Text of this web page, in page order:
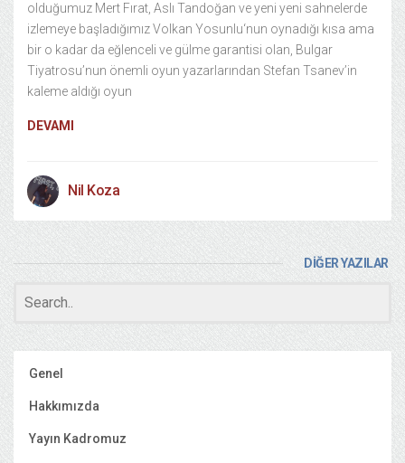
olduğumuz Mert Fırat, Aslı Tandoğan ve yeni yeni sahnelerde
izlemeye başladığımız Volkan Yosunlu‘nun oynadığı kısa ama
bir o kadar da eğlenceli ve gülme garantisi olan, Bulgar
Tiyatrosu’nun önemli oyun yazarlarından Stefan Tsanev’in
kaleme aldığı oyun
DEVAMI
Nil Koza
DİĞER YAZILAR
Genel
Hakkımızda
Yayın Kadromuz